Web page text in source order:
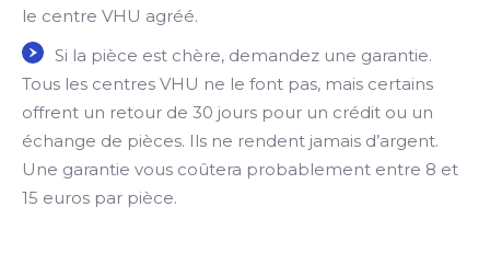
le centre VHU agréé.
Si la pièce est chère, demandez une garantie.
Tous les centres VHU ne le font pas, mais certains
offrent un retour de 30 jours pour un crédit ou un
échange de pièces. Ils ne rendent jamais d’argent.
Une garantie vous coûtera probablement entre 8 et
15 euros par pièce.